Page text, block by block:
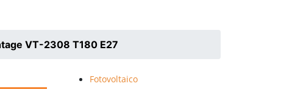
VT-2308 T180 E27
Fotovoltaico